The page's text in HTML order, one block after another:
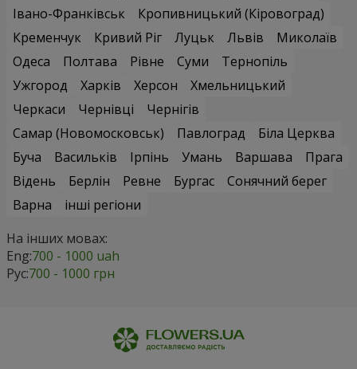
Івано-Франківськ
Кропивницький (Кіровоград)
Кременчук
Кривий Ріг Луцьк Львів
Миколаїв
Одеса
Полтава Рівне Суми
Тернопіль
Ужгород
Харків Херсон
Хмельницький
Черкаси
Чернівці
Чернігів
Самар (Новомосковськ)
Павлоград
Біла Церква
Буча
Васильків Ірпінь Умань Варшава
Прага
Відень
Берлін Ревне Бургас
Сонячний берег
Варна
інші регіони
На інших мовах:
Eng:700 - 1000 uah
Рус:700 - 1000 грн